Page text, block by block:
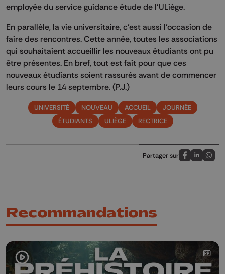
employée du service guidance étude de l'ULiège.
En parallèle, la vie universitaire, c’est aussi l’occasion de
faire des rencontres. Cette année, toutes les associations
qui souhaitaient accueillir les nouveaux étudiants ont pu
être présentes. En bref, tout est fait pour que ces
nouveaux étudiants soient rassurés avant de commencer
leurs cours le 14 septembre. (P.J.)
UNIVERSITÉ NOUVEAU ACCUEIL
JOURNÉE
ÉTUDIANTS
ULIÈGE RECTRICE
Partager sur
Partagez sur
Partagez
Recommandations